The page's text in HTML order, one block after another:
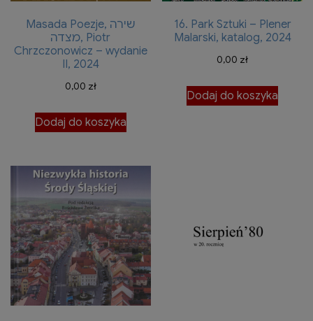
Masada Poezje, שירה
מצדה, Piotr
Chrzczonowicz – wydanie
II, 2024
0,00 zł
Dodaj do koszyka
16. Park Sztuki – Plener
Malarski, katalog, 2024
0,00 zł
Dodaj do koszyka